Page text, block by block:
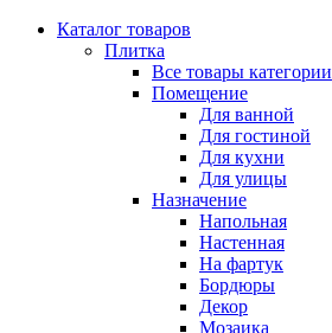
Каталог товаров
Плитка
Все товары категории
Помещение
Для ванной
Для гостиной
Для кухни
Для улицы
Назначение
Напольная
Настенная
На фартук
Бордюры
Декор
Мозаика